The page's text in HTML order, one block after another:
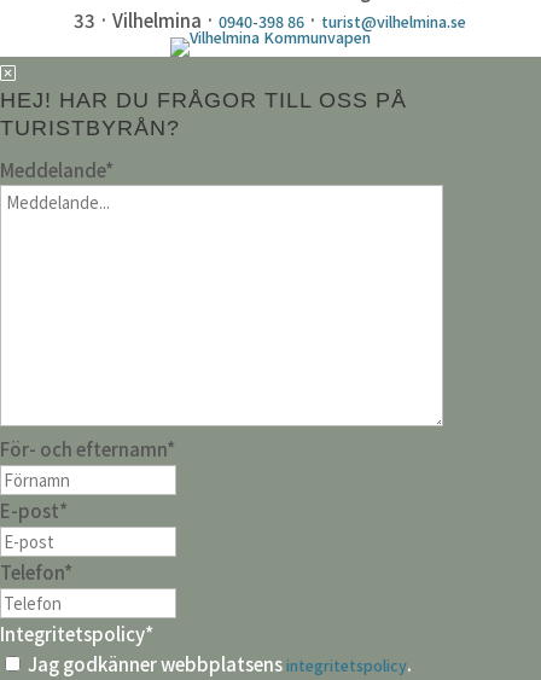
33 · Vilhelmina ·0940-398 86 · turist@vilhelmina.se
HEJ! HAR DU FRÅGOR TILL OSS PÅ
TURISTBYRÅN?
Meddelande*
För- och efternamn*
E-post*
Telefon*
Integritetspolicy*
Jag godkänner webbplatsensintegritetspolicy.